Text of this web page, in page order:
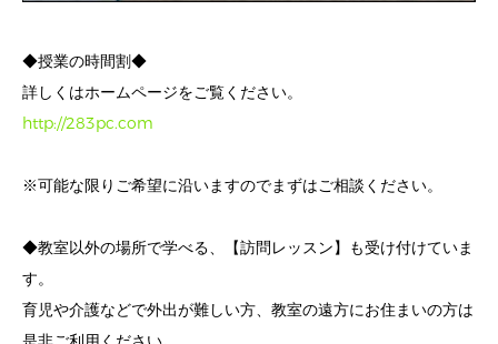
◆授業の時間割◆
詳しくはホームページをご覧ください。
http://283pc.com
※可能な限りご希望に沿いますのでまずはご相談ください。
◆教室以外の場所で学べる、【訪問レッスン】も受け付けていま
す。
育児や介護などで外出が難しい方、教室の遠方にお住まいの方は